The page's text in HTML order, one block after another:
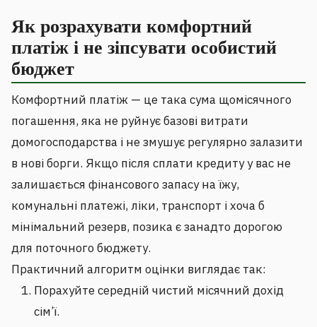
Як розрахувати комфортний
платіж і не зіпсувати особистий
бюджет
Комфортний платіж — це така сума щомісячного
погашення, яка не руйнує базові витрати
домогосподарства і не змушує регулярно залазити
в нові борги. Якщо після сплати кредиту у вас не
залишається фінансового запасу на їжу,
комунальні платежі, ліки, транспорт і хоча б
мінімальний резерв, позика є занадто дорогою
для поточного бюджету.
Практичний алгоритм оцінки виглядає так:
Порахуйте середній чистий місячний дохід
сім’ї.